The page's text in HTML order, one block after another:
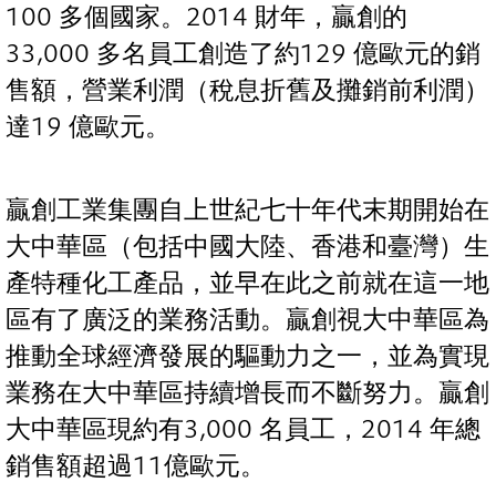
100 多個國家。2014 財年，贏創的
33,000 多名員工創造了約129 億歐元的銷
售額，營業利潤（稅息折舊及攤銷前利潤）
達19 億歐元。
贏創工業集團自上世紀七十年代末期開始在
大中華區（包括中國大陸、香港和臺灣）生
產特種化工產品，並早在此之前就在這一地
區有了廣泛的業務活動。贏創視大中華區為
推動全球經濟發展的驅動力之一，並為實現
業務在大中華區持續增長而不斷努力。贏創
大中華區現約有3,000 名員工，2014 年總
銷售額超過11億歐元。